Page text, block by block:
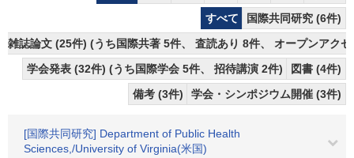
すべて
国際共同研究 (6件)
雑誌論文 (25件) (うち国際共著 5件、 査読あり 8件、 オープンアク
学会発表 (32件) (うち国際学会 5件、 招待講演 2件)
図書 (4件)
備考 (3件)
学会・シンポジウム開催 (3件)
[国際共同研究] Department of Public Health
Sciences,/University of Virginia(米国)